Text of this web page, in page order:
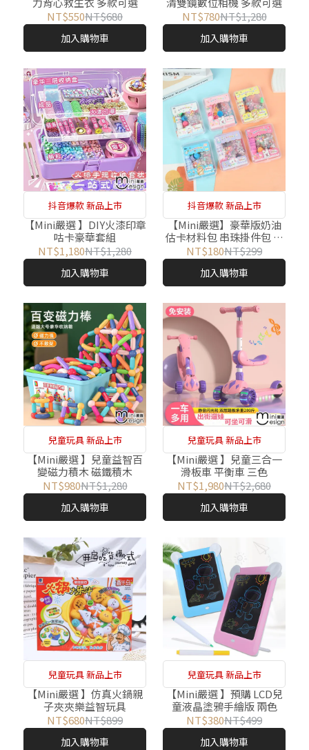
NT$550NT$680
加入購物車
NT$780NT$1,280
加入購物車
抖音爆款 新品上市
【Mini嚴選 】DIY火漆印章
咕卡豪華套組
NT$1,180NT$1,280
加入購物車
抖音爆款 新品上市
【Mini嚴選】豪華版奶油
估卡材料包 串珠掛件包 隨
機色1入
NT$180NT$299
加入購物車
兒童玩具 新品上市
【Mini嚴選 】兒童益智百
變磁力積木 磁鐵積木
NT$980NT$1,280
加入購物車
兒童玩具 新品上市
【Mini嚴選 】兒童三合一
滑板車 平衡車 三色
NT$1,980NT$2,680
加入購物車
兒童玩具 新品上市
【Mini嚴選 】仿真火鍋親
子夾夾樂益智玩具
NT$680NT$899
加入購物車
兒童玩具 新品上市
【Mini嚴選 】預購 LCD兒
童液晶塗鴉手繪版 兩色
NT$380NT$499
加入購物車